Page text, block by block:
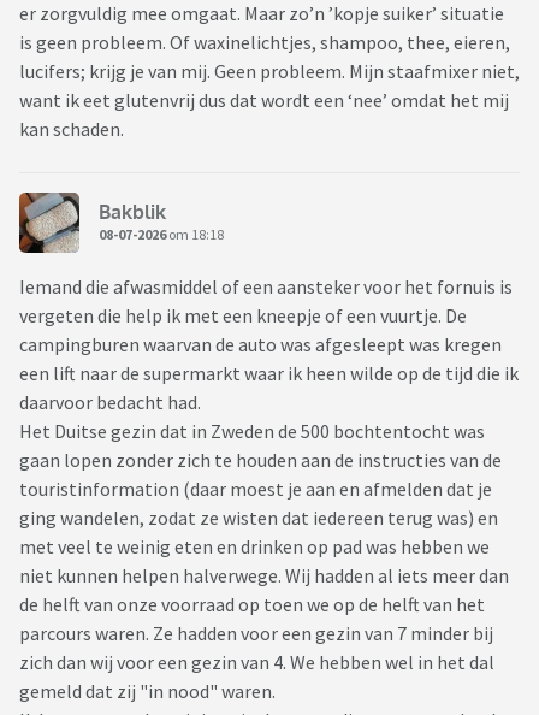
er zorgvuldig mee omgaat. Maar zo’n ’kopje suiker’ situatie
is geen probleem. Of waxinelichtjes, shampoo, thee, eieren,
lucifers; krijg je van mij. Geen probleem. Mijn staafmixer niet,
want ik eet glutenvrij dus dat wordt een ‘nee’ omdat het mij
kan schaden.
Bakblik
08-07-2026om 18:18
Iemand die afwasmiddel of een aansteker voor het fornuis is
vergeten die help ik met een kneepje of een vuurtje. De
campingburen waarvan de auto was afgesleept was kregen
een lift naar de supermarkt waar ik heen wilde op de tijd die ik
daarvoor bedacht had.
Het Duitse gezin dat in Zweden de 500 bochtentocht was
gaan lopen zonder zich te houden aan de instructies van de
touristinformation (daar moest je aan en afmelden dat je
ging wandelen, zodat ze wisten dat iedereen terug was) en
met veel te weinig eten en drinken op pad was hebben we
niet kunnen helpen halverwege. Wij hadden al iets meer dan
de helft van onze voorraad op toen we op de helft van het
parcours waren. Ze hadden voor een gezin van 7 minder bij
zich dan wij voor een gezin van 4. We hebben wel in het dal
gemeld dat zij "in nood" waren.